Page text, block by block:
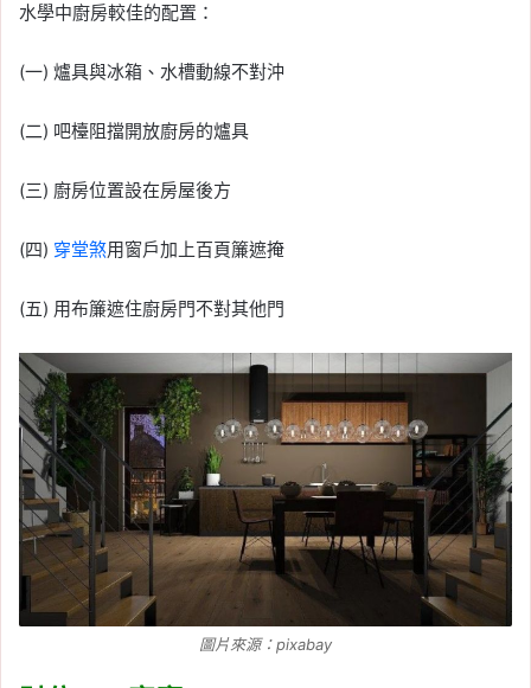
水學中廚房較佳的配置：
(一) 爐具與冰箱、水槽動線不對沖
(二) 吧檯阻擋開放廚房的爐具
(三) 廚房位置設在房屋後方
(四) 穿堂煞用窗戶加上百頁簾遮掩
(五) 用布簾遮住廚房門不對其他門
圖片來源：pixabay